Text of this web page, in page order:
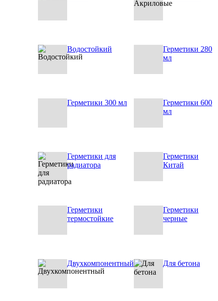
Водостойкий
Герметики 280
мл
Герметики 300 мл
Герметики 600
мл
Герметики для
радиатора
Герметики
Китай
Герметики
термостойкие
Герметики
черные
Двухкомпонентный Для бетона